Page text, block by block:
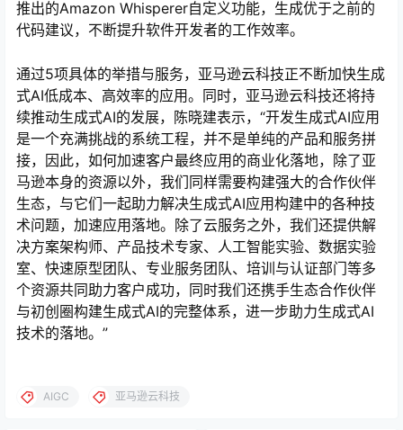
推出的Amazon Whisperer自定义功能，生成优于之前的
代码建议，不断提升软件开发者的工作效率。
通过5项具体的举措与服务，亚马逊云科技正不断加快生成
式AI低成本、高效率的应用。同时，亚马逊云科技还将持
续推动生成式AI的发展，陈晓建表示，“开发生成式AI应用
是一个充满挑战的系统工程，并不是单纯的产品和服务拼
接，因此，如何加速客户最终应用的商业化落地，除了亚
马逊本身的资源以外，我们同样需要构建强大的合作伙伴
生态，与它们一起助力解决生成式AI应用构建中的各种技
术问题，加速应用落地。除了云服务之外，我们还提供解
决方案架构师、产品技术专家、人工智能实验、数据实验
室、快速原型团队、专业服务团队、培训与认证部门等多
个资源共同助力客户成功，同时我们还携手生态合作伙伴
与初创圈构建生成式AI的完整体系，进一步助力生成式AI
技术的落地。”
AIGC 亚马逊云科技